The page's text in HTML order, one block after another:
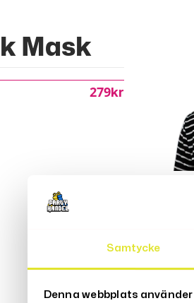
Samtycke
Denna webbplats
Mask
279Kr